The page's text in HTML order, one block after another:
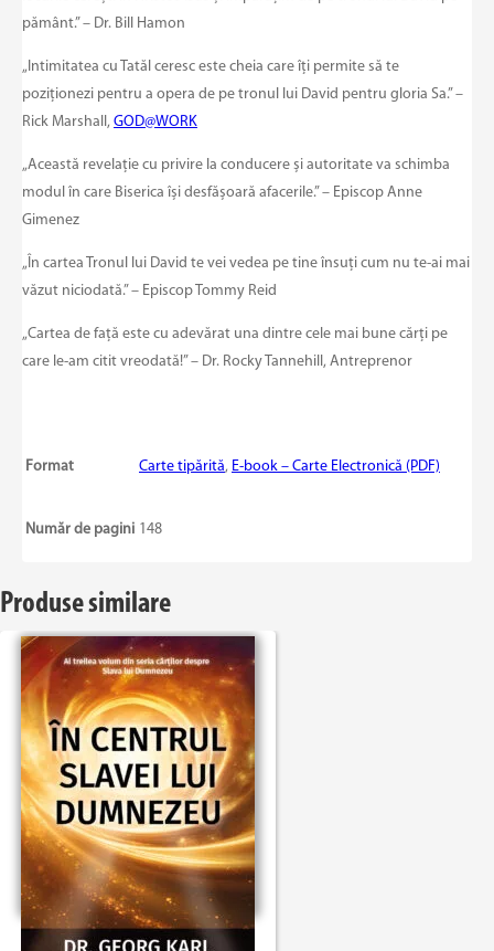
pământ.” – Dr. Bill Hamon
„Intimitatea cu Tatăl ceresc este cheia care îți permite să te
poziționezi pentru a opera de pe tronul lui David pentru gloria Sa.” –
Rick Marshall, GOD@WORK
„Această revelație cu privire la conducere și autoritate va schimba
modul în care Biserica își desfășoară afacerile.” – Episcop Anne
Gimenez
„În cartea Tronul lui David te vei vedea pe tine însuți cum nu te-ai mai
văzut niciodată.” – Episcop Tommy Reid
„Cartea de față este cu adevărat una dintre cele mai bune cărți pe
care le-am citit vreodată!” – Dr. Rocky Tannehill, Antreprenor
Format Carte tipărită, E-book – Carte Electronică (PDF)
Număr de pagini 148
Produse similare
În centrul slavei lui Dumnezeu